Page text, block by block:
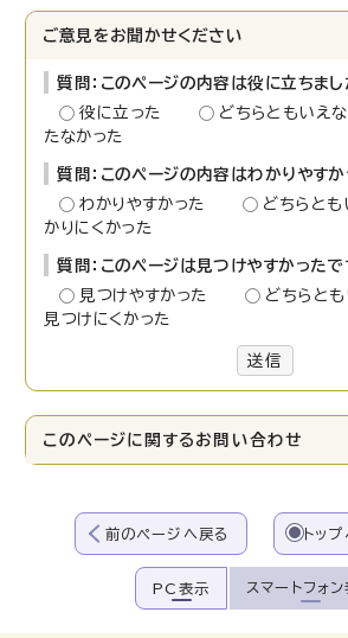
ご意見をお聞かせください
質問：このページの内容は役に立ちまし
役に立った
どちらともいえ
たなかった
質問：このページの内容はわかりやす
わかりやすかった
どちらと
かりにくかった
質問：このページは見つけやすかったで
見つけやすかった
どちらと
見つけにくかった
送信
このページに関する お問い合わせ
前のページへ戻る トッ
PC表示 スマートフォ